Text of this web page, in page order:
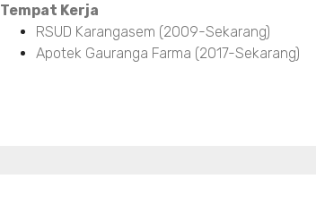
Tempat Kerja
RSUD Karangasem (2009-Sekarang)
Apotek Gauranga Farma (2017-Sekarang)